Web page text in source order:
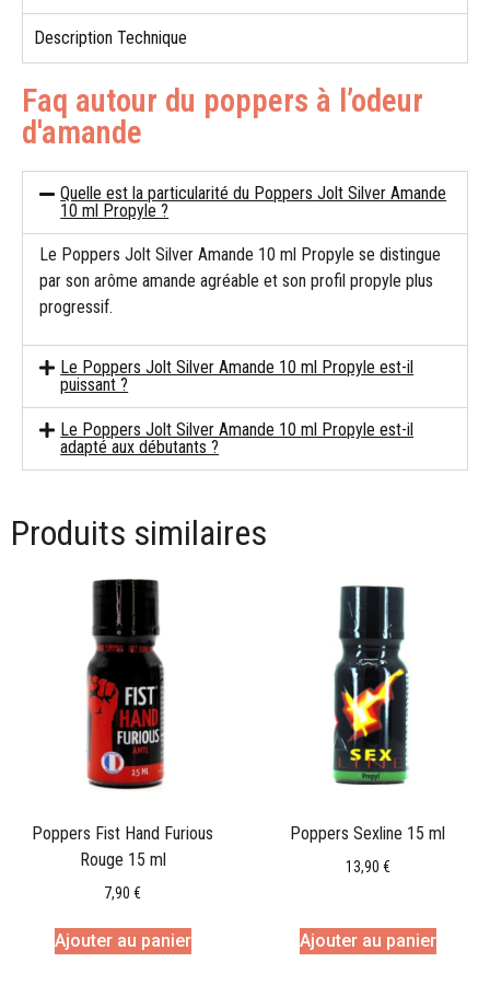
Description Technique
Faq autour du poppers à l’odeur
d'amande
Quelle est la particularité du Poppers Jolt Silver Amande
10 ml Propyle ?
Le Poppers Jolt Silver Amande 10 ml Propyle se distingue
par son arôme amande agréable et son profil propyle plus
progressif.
Le Poppers Jolt Silver Amande 10 ml Propyle est-il
puissant ?
Le Poppers Jolt Silver Amande 10 ml Propyle est-il
adapté aux débutants ?
Produits similaires
Poppers Fist Hand Furious
Rouge 15 ml
7,90 €
Ajouter au panier
Poppers Sexline 15 ml
13,90 €
Ajouter au panier